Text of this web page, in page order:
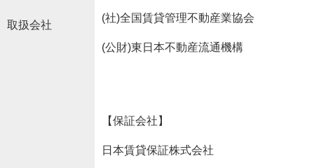
取扱会社
(社)全国賃貸管理不動産業協会
(公財)東日本不動産流通機構
【保証会社】
日本賃貸保証株式会社